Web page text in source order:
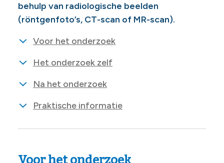
behulp van radiologische beelden
(röntgenfoto’s, CT-scan of MR-scan).
Voor het onderzoek
Het onderzoek zelf
Na het onderzoek
Praktische informatie
Voor het onderzoek